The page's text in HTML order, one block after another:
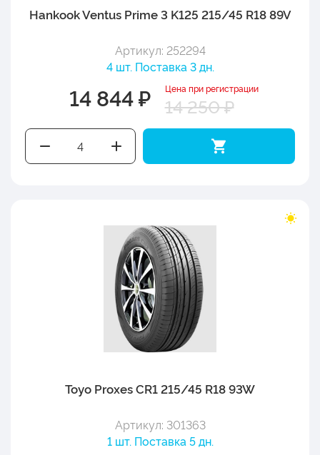
Hankook Ventus Prime 3 K125 215/45 R18 89V
Артикул: 252294
4 шт. Поставка 3 дн.
14 844 ₽ Цена при регистрации
14 250 ₽
Toyo Proxes CR1 215/45 R18 93W
Артикул: 301363
1 шт. Поставка 5 дн.